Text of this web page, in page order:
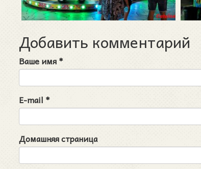
Добавить комментарий
Ваше имя*
E-mail *
Домашняя страница